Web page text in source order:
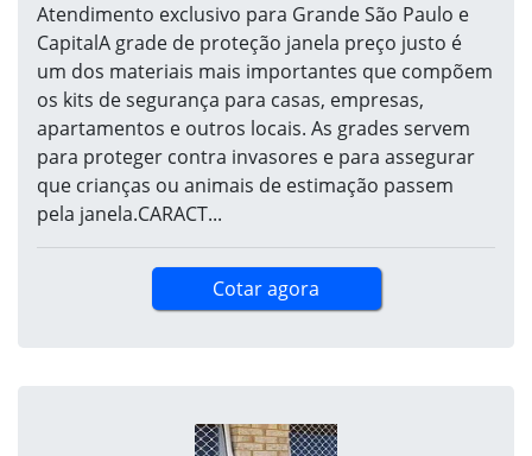
Atendimento exclusivo para Grande São Paulo e
CapitalA grade de proteção janela preço justo é
um dos materiais mais importantes que compõem
os kits de segurança para casas, empresas,
apartamentos e outros locais. As grades servem
para proteger contra invasores e para assegurar
que crianças ou animais de estimação passem
pela janela.CARACT...
Cotar agora